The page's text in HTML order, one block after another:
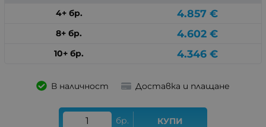
4+ бр. 4.857 €
8+ бр. 4.602 €
10+ бр. 4.346 €
В наличност Доставка и плащане
бр. КУПИ